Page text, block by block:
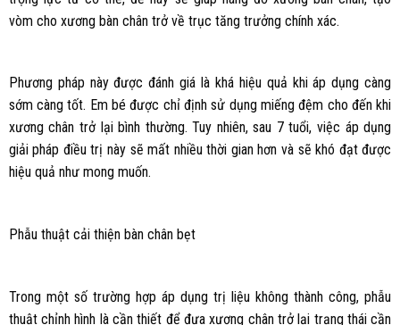
vòm cho xương bàn chân trở về trục tăng trưởng chính xác.
Phương pháp này được đánh giá là khá hiệu quả khi áp dụng càng
sớm càng tốt. Em bé được chỉ định sử dụng miếng đệm cho đến khi
xương chân trở lại bình thường. Tuy nhiên, sau 7 tuổi, việc áp dụng
giải pháp điều trị này sẽ mất nhiều thời gian hơn và sẽ khó đạt được
hiệu quả như mong muốn.
Phẫu thuật cải thiện bàn chân bẹt
Trong một số trường hợp áp dụng trị liệu không thành công, phẫu
thuật chỉnh hình là cần thiết để đưa xương chân trở lại trạng thái cần